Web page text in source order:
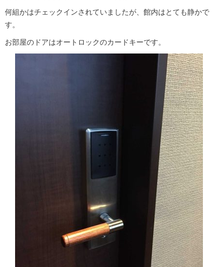
何組かはチェックインされていましたが、館内はとても静かで
す。
お部屋のドアはオートロックのカードキーです。